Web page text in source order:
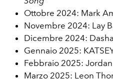
Ottobre 2024: Mark
Novembre 2024: Lay
Dicembre 2024:
Gennaio 2025:
Febbraio 2025:
Marzo 2025: Leon